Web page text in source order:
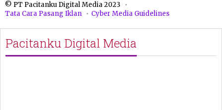
© PT Pacitanku Digital Media 2023
Tata Cara Pasang Iklan
Cyber Media Guidelines
Pacitanku Digital Media